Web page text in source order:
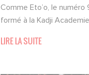
Comme Eto’o, le numéro
formé à la Kadji
LIRE LA SUITE